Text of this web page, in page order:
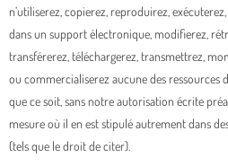
n’utiliserez, copierez, reproduirez,
dans un support électronique, modifierez,
transférerez, téléchargerez, transmettrez,
ou commercialiserez aucune des ressources
que ce soit, sans notre autorisation écrite
mesure où il en est stipulé autrement dans
(tels que le droit de citer).